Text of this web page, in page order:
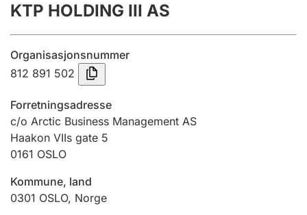
Årsrekneskap
Innsending og forseinkingsgebyr
Tinglysing
Jeger
Betaling og jegeravgiftskort
Ektepaktrettleiaren
KTP HOLDING III AS
Organisasjonsnummer
812 891 502
Forretningsadresse
c/o Arctic Business Management AS
Haakon VIIs gate 5
0161 OSLO
Kommune, land
0301 OSLO, Norge